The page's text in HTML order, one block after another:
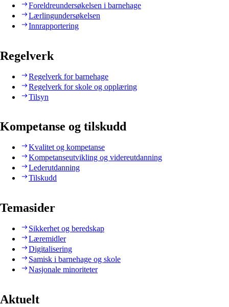
Foreldreundersøkelsen i barnehage
Lærlingundersøkelsen
Innrapportering
Regelverk
Regelverk for barnehage
Regelverk for skole og opplæring
Tilsyn
Kompetanse og tilskudd
Kvalitet og kompetanse
Kompetanseutvikling og videreutdanning
Lederutdanning
Tilskudd
Temasider
Sikkerhet og beredskap
Læremidler
Digitalisering
Samisk i barnehage og skole
Nasjonale minoriteter
Aktuelt